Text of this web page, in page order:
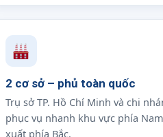
2 cơ sở – phủ toàn quốc
Trụ sở TP. Hồ Chí Minh và chi
phục vụ nhanh khu vực phía
xuất phía Bắc.